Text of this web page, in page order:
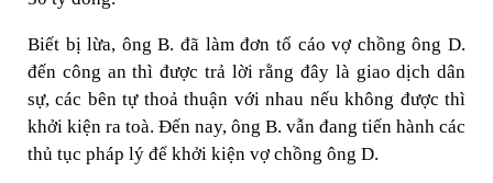
Biết bị lừa, ông B. đã làm đơn tố cáo vợ chồng ông D.
đến công an thì được trả lời rằng đây là giao dịch dân
sự, các bên tự thoả thuận với nhau nếu không được thì
khởi kiện ra toà. Đến nay, ông B. vẫn đang tiến hành các
thủ tục pháp lý để khởi kiện vợ chồng ông D.